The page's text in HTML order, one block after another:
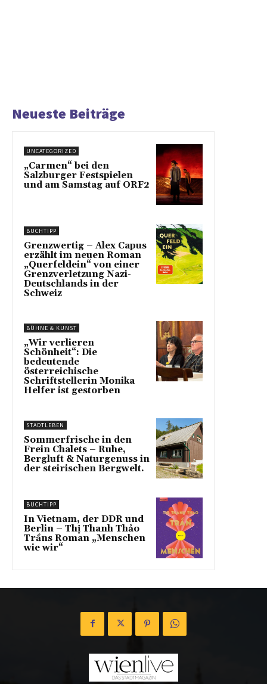
Neueste Beiträge
UNCATEGORIZED
„Carmen“ bei den
Salzburger Festspielen
und am Samstag auf ORF2
BUCHTIPP
Grenzwertig – Alex Capus
erzählt im neuen Roman
„Querfeldein“ von einer
Grenzverletzung Nazi-
Deutschlands in der
Schweiz
BÜHNE & KUNST
„Wir verlieren
Schönheit“: Die
bedeutende
österreichische
Schriftstellerin Monika
Helfer ist gestorben
STADTLEBEN
Sommerfrische in den
Frein Chalets – Ruhe,
Bergluft & Naturgenuss in
der steirischen Bergwelt.
BUCHTIPP
In Vietnam, der DDR und
Berlin – Thị Thanh Thảo
Trầns Roman „Menschen
wie wir“